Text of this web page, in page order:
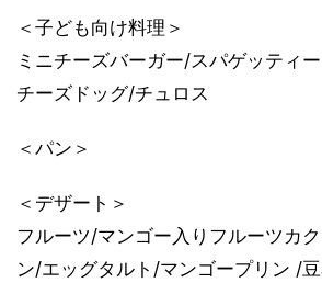
＜子ども向け料理＞
ミニチーズバーガー/スパゲッティ
チーズドッグ/チュロス
＜パン＞
＜デザート＞
フルーツ/マンゴー入りフルーツカ
ン/エッグタルト/マンゴープリン /